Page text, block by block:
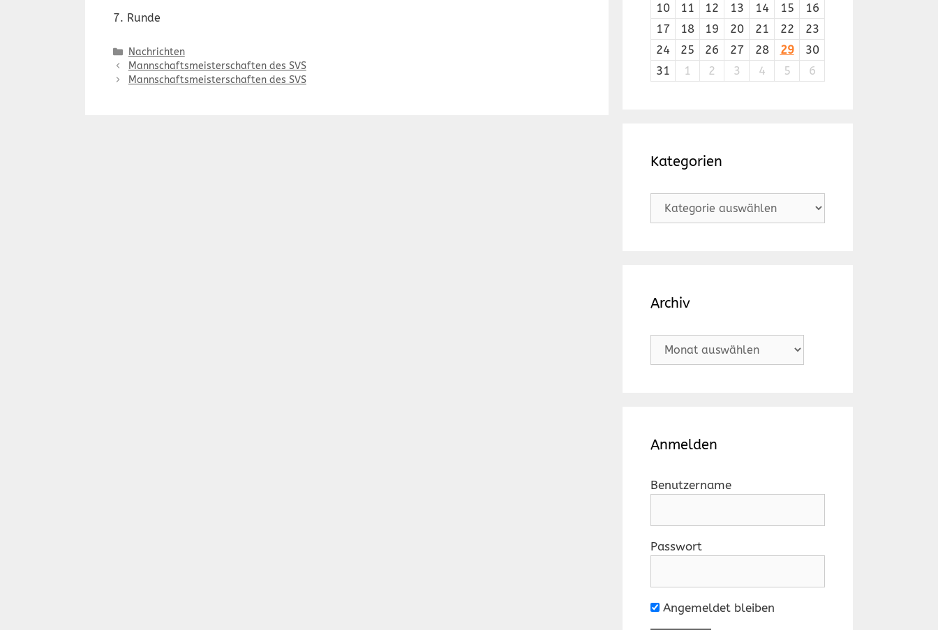
7. Runde
Kategorien
Nachrichten
Mannschaftsmeisterschaften des SVS
Mannschaftsmeisterschaften des SVS
10
11 12 13 14 15
16
17
18 19 20 21 22
23
24
25 26 27 28 29
30
31
1 2 3 4 5 6
Kategorien
Kategorien
Archiv
Archiv
Anmelden
Benutzername
Passwort
Angemeldet bleiben